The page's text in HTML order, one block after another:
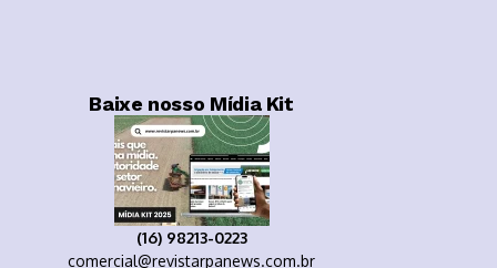
Baixe nosso Mídia Kit
(16) 98213-0223
comercial@revistarpanews.com.br